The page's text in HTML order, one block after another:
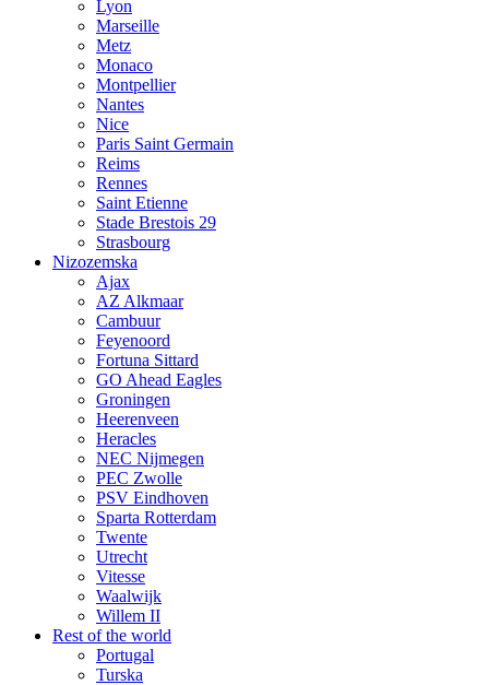
Lyon
Marseille
Metz
Monaco
Montpellier
Nantes
Nice
Paris Saint Germain
Reims
Rennes
Saint Etienne
Stade Brestois 29
Strasbourg
Nizozemska
Ajax
AZ Alkmaar
Cambuur
Feyenoord
Fortuna Sittard
GO Ahead Eagles
Groningen
Heerenveen
Heracles
NEC Nijmegen
PEC Zwolle
PSV Eindhoven
Sparta Rotterdam
Twente
Utrecht
Vitesse
Waalwijk
Willem II
Rest of the world
Portugal
Turska